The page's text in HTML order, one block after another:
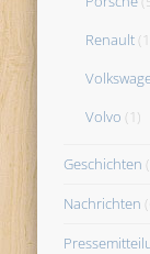
Renault
Volvo (1)
Geschichten
Nachrichten